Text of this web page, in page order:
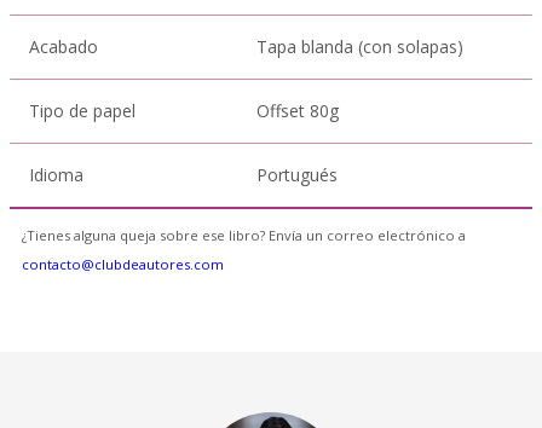
Acabado Tapa blanda (con solapas)
Tipo de papel Offset 80g
Idioma Portugués
¿Tienes alguna queja sobre ese libro? Envía un correo electrónico a
contacto@clubdeautores.com